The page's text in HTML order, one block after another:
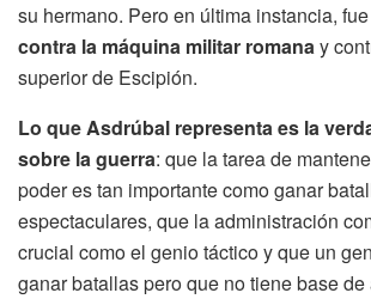
su hermano. Pero en última instancia, fue
contra la máquina militar romanay
superior de Escipión.
Lo que Asdrúbal representa es la
sobre la guerra: que la tarea de
poder es tan importante como ganar
espectaculares, que la administración
crucial como el genio táctico y que un
ganar batallas pero que no tiene base